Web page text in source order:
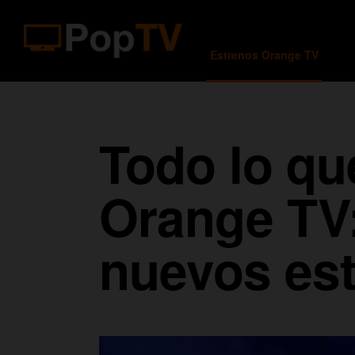
Estrenos Orange TV
Todo lo
Orange
nuevos